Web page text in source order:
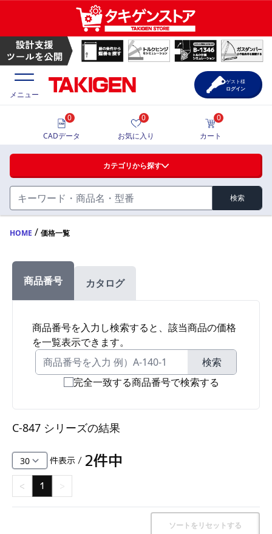
ハンドル・取手・つまみ・周辺機器
FA・A
FB・B
ファスナー・ラッチ錠・キャッチ・錠前装置・周
辺機器
電気錠・インターロック
L・LE
S
キャスター・アジャスター・スライドレール・モ
K・KC
断熱・ライト・ラック
FD・FE
価格一覧
製品カタログ
サポート・お問合せ
メニュー
カテゴリから探す
検索
0
CADデータ
0
お気に入り
0
カート
ゲスト様
ログイン
HOME / 価格一覧
商品番号 カタログ
商品番号を入力し検索すると、該当商品の価格
を一覧表示できます。
検索
完全一致する商品番号で検索する
C-847 シリーズの結果
件表示 / 2件中
< 1 >
ソートをリセットする